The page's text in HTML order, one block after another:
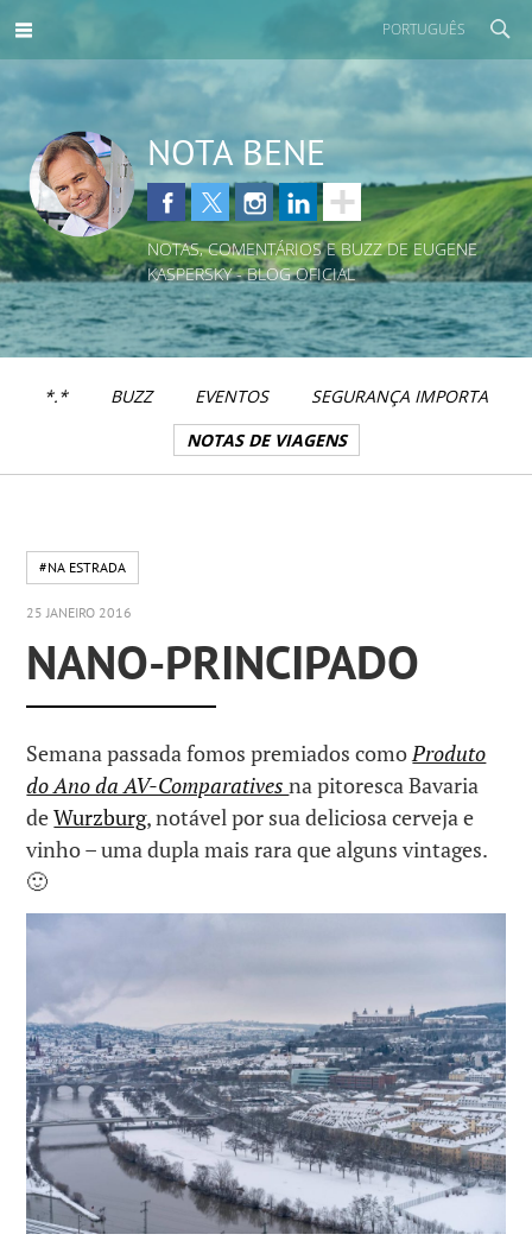
PORTUGUÊS
NOTA BENE
NOTAS, COMENTÁRIOS E BUZZ DE EUGENE
KASPERSKY - BLOG OFICIAL
*.* BUZZ EVENTOS
SEGURANÇA IMPORTA
NOTAS DE VIAGENS
#NA ESTRADA
25 JANEIRO 2016
NANO-PRINCIPADO
Semana passada fomos premiados comoProduto
do Ano da AV-Comparativesna pitoresca Bavaria
deWurzburg, notável por sua deliciosa cerveja e
vinho – uma dupla mais rara que alguns vintages.
🙂